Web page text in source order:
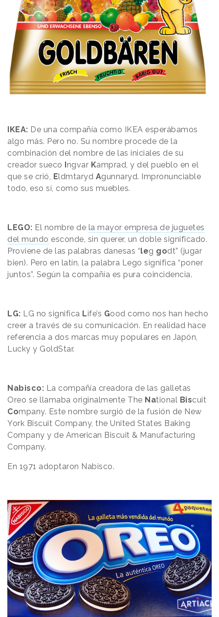
IKEA: De una compañía como IKEA esperábamos
algo más. Pero no. Su nombre procede de la
combinación del nombre de las iniciales de su
creador sueco Ingvar Kamprad, y del pueblo en el
que se crió, Eldmtaryd Agunnaryd. Impronunciable
todo, eso sí, como sus muebles.
LEGO: El nombre de la mayor empresa de juguetes
del mundo esconde, sin querer, un doble significado.
Proviene de las palabras danesas “leg godt” (jugar
bien). Pero en latín, la palabra Lego significa “poner
juntos”. Según la compañía es pura coincidencia.
LG: LG no significa Life’s Good como nos han hecho
creer a través de su comunicación. En realidad hace
referencia a dos marcas muy populares en Japón,
Lucky y GoldStar.
Nabisco: La compañía creadora de las galletas
Oreo se llamaba originalmente The National Biscuit
Company. Este nombre surgió de la fusión de New
York Biscuit Company, the United States Baking
Company y de American Biscuit & Manufacturing
Company.
En 1971 adoptaron Nabisco.